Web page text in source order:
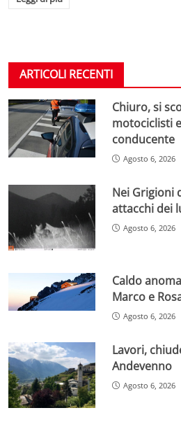
ARTICOLI RECENTI
Chiuro, si
motociclisti
conducente
Agosto 6, 2026
Nei Grigioni
attacchi dei
Agosto 6, 2026
Caldo
Marco e
Agosto 6, 2026
Lavori,
Andevenno
Agosto 6, 2026